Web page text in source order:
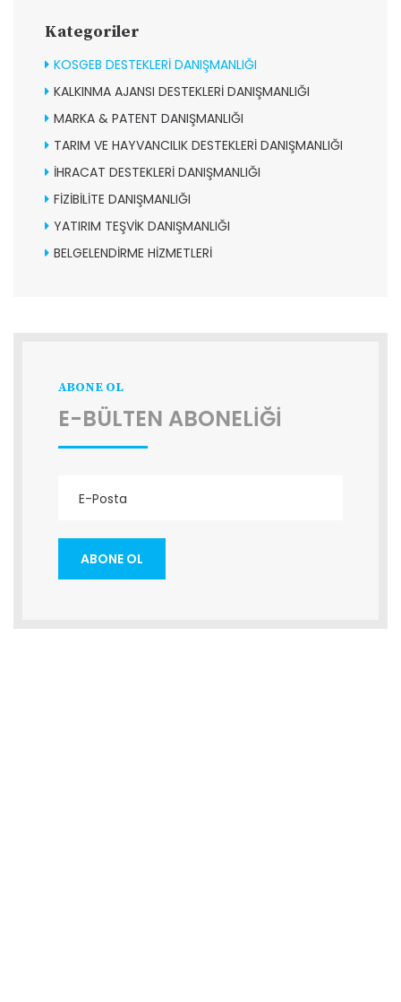
Kategoriler
KOSGEB DESTEKLERİ DANIŞMANLIĞI
KALKINMA AJANSI DESTEKLERİ DANIŞMANLIĞI
MARKA & PATENT DANIŞMANLIĞI
TARIM VE HAYVANCILIK DESTEKLERİ DANIŞMANLIĞI
İHRACAT DESTEKLERİ DANIŞMANLIĞI
FİZİBİLİTE DANIŞMANLIĞI
YATIRIM TEŞVİK DANIŞMANLIĞI
BELGELENDİRME HİZMETLERİ
ABONE OL
E-BÜLTEN ABONELİĞİ